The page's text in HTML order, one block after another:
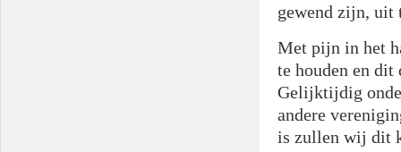
gewend zijn, uit
Met pijn in het
te houden en dit
Gelijktijdig
andere
is zullen wij dit